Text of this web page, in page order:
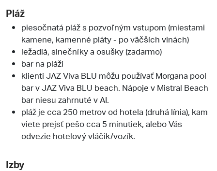
Pláž
piesočnatá pláž s pozvoľným vstupom (miestami
kamene, kamenné pláty - po väčších vlnách)
ležadlá, slnečníky a osušky (zadarmo)
bar na pláži
klienti JAZ Viva BLU môžu používať Morgana pool
bar v JAZ Viva BLU beach. Nápoje v Mistral Beach
bar niesu zahrnuté v AI.
pláž je cca 250 metrov od hotela (druhá línia), kam
viete prejsť pešo cca 5 minutiek, alebo Vás
odvezie hotelový vláčik/vozík.
Izby